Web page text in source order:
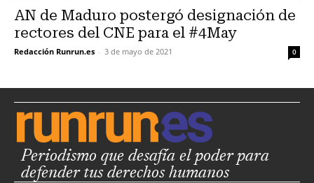
AN de Maduro postergó designación de
rectores del CNE para el #4May
Redacción Runrun.es - 3 de mayo de 2021 0
Periodismo que desafía el poder para
defender tus derechos humanos